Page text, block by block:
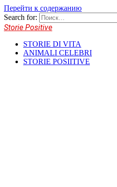
Перейти к содержанию
Search for:
Storie Positive
STORIE DI VITA
ANIMALI CELEBRI
STORIE POSIITIVE